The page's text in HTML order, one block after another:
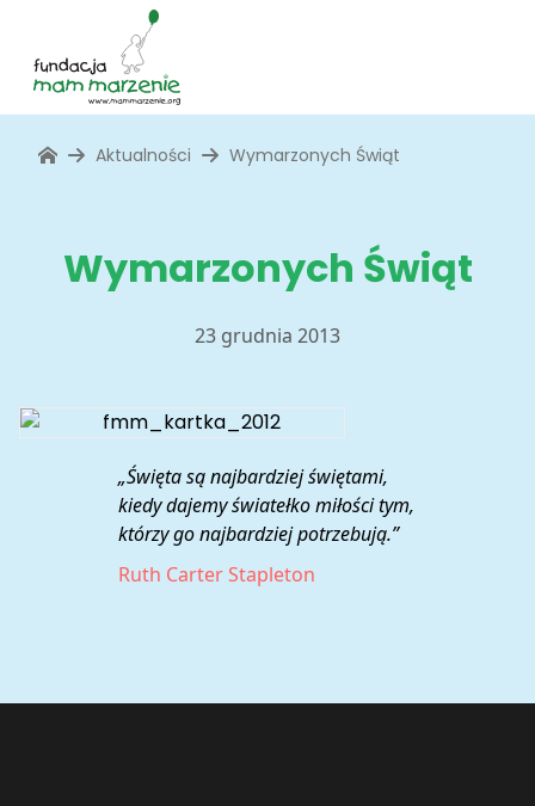
Aktualności Wymarzonych Świąt
Wymarzonych Świąt
23 grudnia 2013
„Święta są najbardziej świętami,
kiedy dajemy światełko miłości tym,
którzy go najbardziej potrzebują.”
Ruth Carter Stapleton